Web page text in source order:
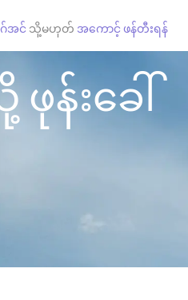
အင် သို့မဟုတ် အကောင့် ဖန်တီးရန်
န်းခေါ်